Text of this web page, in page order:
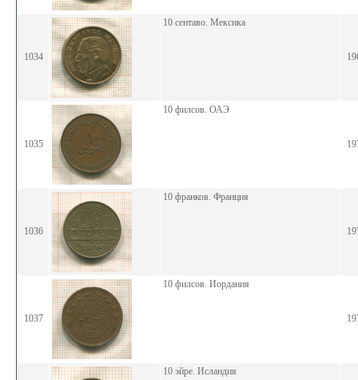
1034
10 сентаво. Мексика
1035
10 филсов. ОАЭ
1036
10 франков. Франция
1037
10 филсов. Иордания
10 эйре. Исландия